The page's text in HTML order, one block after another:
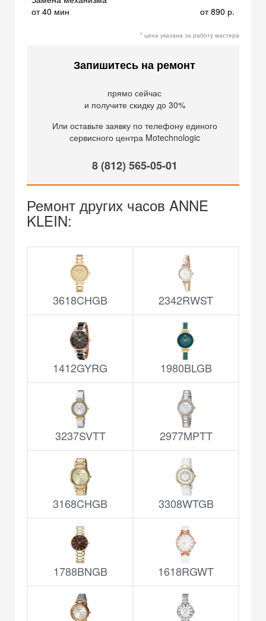
от 40 мин
от 890 р.
* цена указана за работу мастера
Запишитесь на ремонт
прямо сейчас
и получите скидку до 30%
Или оставьте заявку по телефону единого
сервисного центра Motechnologic
8 (812) 565-05-01
Ремонт других часов ANNE
KLEIN:
3618CHGB 2342RWST
1412GYRG 1980BLGB
3237SVTT 2977MPTT
3168CHGB 3308WTGB
1788BNGB 1618RGWT